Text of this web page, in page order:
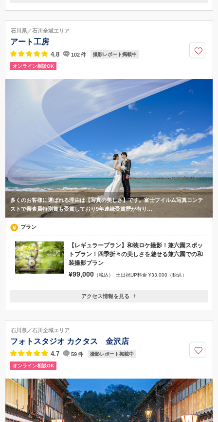
石川県金沢市出雲町イ230番地2（アフロディーテ金沢内）
なりに進み→左手にある茶色の建て店舗です♪
石川県／石川全域エリア
アート工房
4.8 102件 撮影レポート掲載中
オンライン相談OK
多くのお客様に選ばれる理由は【写真の美しさ】です。富士フイルム写真コンテ
ストで審査員特別賞も受賞しており9年連続受賞歴が有り…
プラン
【レギュラープラン】和装ロケ撮影！兼六園スポッ
トプラン！四季折々の美しさを魅せる兼六園での和
装撮影プラン
¥99,000 （税込） 土日祝UP料金 ¥33,000（税込）
石川県野々市市押野2丁目63番1
前。駐車場は店前に5台分有・ ご相談・衣装合わせなどお気軽にお越しくだ
さい。事前予約いただくとスムースです。
076-213-6679
アクセス情報を見る
石川県／石川全域エリア
フォトスタジオ カクタス 金沢店
4.7 59件 撮影レポート掲載中
オンライン相談OK